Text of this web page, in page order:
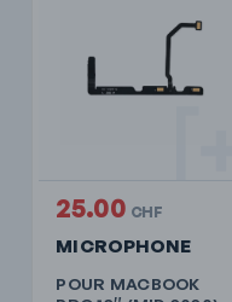
MICROPHONE
POUR MACBOOK
25.00 CHF